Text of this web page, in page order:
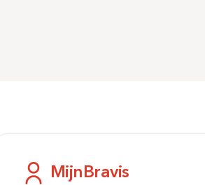
MijnBravis